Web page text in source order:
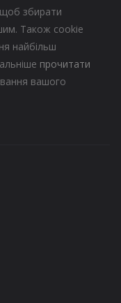
збирати
Також cookie
найбільш
прочитати
вашого